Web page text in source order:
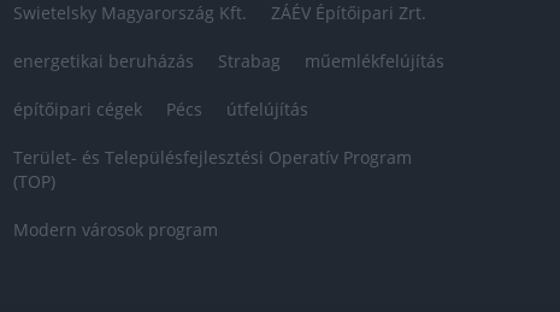
Swietelsky Magyarország Kft. ZÁÉV Építőipari Zrt.
energetikai beruházás Strabag műemlékfelújítás
építőipari cégek Pécs útfelújítás
Terület- és Településfejlesztési Operatív Program
(TOP)
Modern városok program